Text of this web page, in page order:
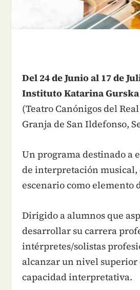
Del 24 de Junio al 17 de
Instituto Katarina Gurska
(Teatro Canónigos del
Granja de San Ildefonso,
Un programa destinado a
de interpretación musical,
escenario como elemento
Dirigido a alumnos que
desarrollar su carrera
intérpretes/solistas
alcanzar un nivel superior
capacidad interpretativa.